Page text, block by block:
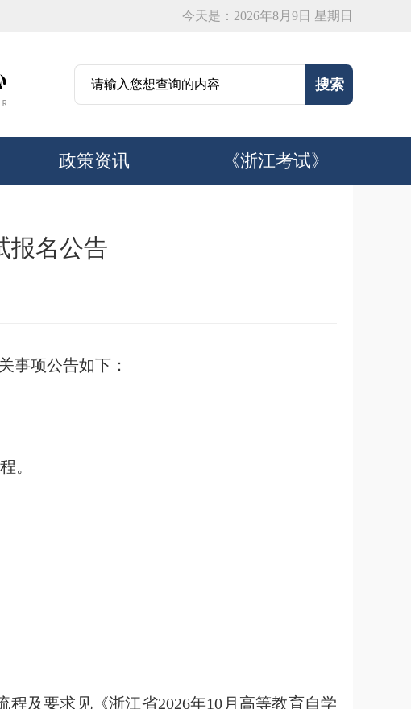
今天是：2026年8月9日 星期日
政策资讯 《浙江考试》
报名公告
事项公告如下：
。
程及要求见《浙江省2026年10月高等教育自学